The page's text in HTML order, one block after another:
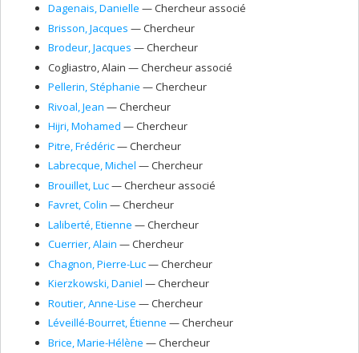
Dagenais, Danielle — Chercheur associé
Brisson, Jacques — Chercheur
Brodeur, Jacques — Chercheur
Cogliastro, Alain — Chercheur associé
Pellerin, Stéphanie — Chercheur
Rivoal, Jean — Chercheur
Hijri, Mohamed — Chercheur
Pitre, Frédéric— Chercheur
Labrecque, Michel — Chercheur
Brouillet, Luc— Chercheur associé
Favret, Colin — Chercheur
Laliberté, Etienne — Chercheur
Cuerrier, Alain — Chercheur
Chagnon, Pierre-Luc— Chercheur
Kierzkowski, Daniel — Chercheur
Routier, Anne-Lise — Chercheur
Léveillé-Bourret, Étienne — Chercheur
Brice, Marie-Hélène — Chercheur